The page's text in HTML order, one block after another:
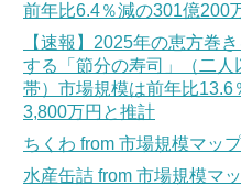
前年比6.4％減の301億200
【速報】2025年の恵方巻
する「節分の寿司」（二人
帯）市場規模は前年比13.6
3,800万円と推計
ちくわ from 市場規模マップ
水産缶詰 from 市場規模マ